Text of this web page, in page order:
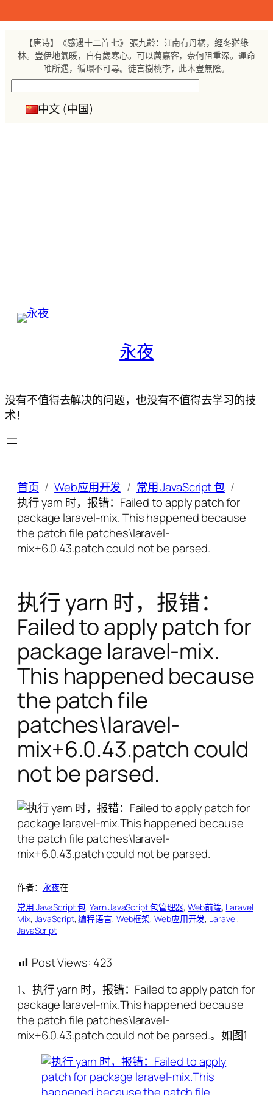
【唐诗】《感遇十二首 七》 張九齡：江南有丹橘，經冬猶綠
林。豈伊地氣暖，自有歲寒心。可以薦嘉客，奈何阻重深。運命
唯所遇，循環不可尋。徒言樹桃李，此木豈無陰。
中文 (中国)
永夜
没有不值得去解决的问题，也没有不值得去学习的技
术！
首页 Web应用开发
常用 JavaScript 包
执行 yarn 时，报错：Failed to apply patch for
package laravel-mix. This happened because
the patch file patches\laravel-
mix+6.0.43.patch could not be parsed.
执行 yarn 时，报错：
Failed to apply patch for
package laravel-mix.
This happened because
the patch file
patches\laravel-
mix+6.0.43.patch could
not be parsed.
作者： 永夜在
常用 JavaScript 包, Yarn JavaScript 包管理器, Web前端, Laravel
Mix, JavaScript, 编程语言, Web框架, Web应用开发, Laravel
JavaScript
Post Views: 423
1、执行 yarn 时，报错：Failed to apply patch for
package laravel-mix.This happened because
the patch file patches\laravel-
mix+6.0.43.patch could not be parsed.。如图1